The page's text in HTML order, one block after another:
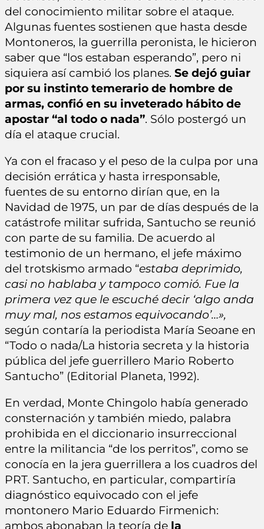
del conocimiento militar sobre el ataque.
Algunas fuentes sostienen que hasta desde
Montoneros, la guerrilla peronista, le hicieron
saber que “los estaban esperando”, pero ni
siquiera así cambió los planes. Se dejó guiar
por su instinto temerario de hombre de
armas, confió en su inveterado hábito de
apostar “al todo o nada”. Sólo postergó un
día el ataque crucial.
Ya con el fracaso y el peso de la culpa por una
decisión errática y hasta irresponsable,
fuentes de su entorno dirían que, en la
Navidad de 1975, un par de días después de la
catástrofe militar sufrida, Santucho se reunió
con parte de su familia. De acuerdo al
testimonio de un hermano, el jefe máximo
del trotskismo armado “estaba deprimido,
casi no hablaba y tampoco comió. Fue la
primera vez que le escuché decir ‘algo anda
muy mal, nos estamos equivocando’…»,
según contaría la periodista María Seoane en
“Todo o nada/La historia secreta y la historia
pública del jefe guerrillero Mario Roberto
Santucho” (Editorial Planeta, 1992).
En verdad, Monte Chingolo había generado
consternación y también miedo, palabra
prohibida en el diccionario insurreccional
entre la militancia “de los perritos”, como se
conocía en la jera guerrillera a los cuadros del
PRT. Santucho, en particular, compartiría
diagnóstico equivocado con el jefe
montonero Mario Eduardo Firmenich:
ambos abonaban la teoría de la